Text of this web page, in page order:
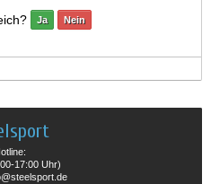
Ja Nein
17:00 Uhr)